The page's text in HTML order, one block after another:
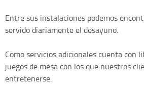
Entre sus instalaciones podemos
servido diariamente el desayuno.
Como servicios adicionales cuenta con
juegos de mesa con los que nuestros
entretenerse.